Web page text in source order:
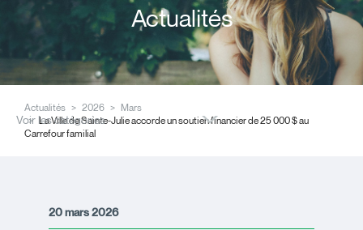
Actualités
Actualités 2026
Mars
La Ville de Sainte-Julie accorde un soutien financier de 25 000 $ au
Carrefour familial
Voir les catégories
20 mars 2026